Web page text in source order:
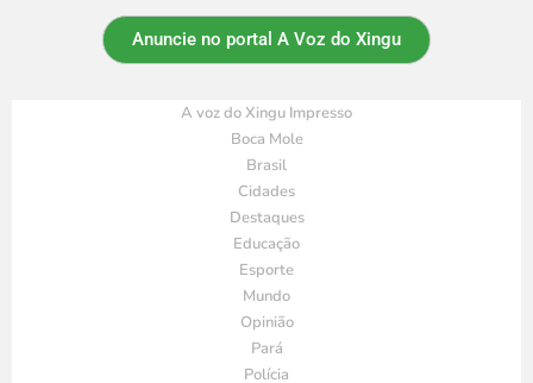
Anuncie no portal A Voz do Xingu
A voz do Xingu Impresso
Boca Mole
Brasil
Cidades
Destaques
Educação
Esporte
Mundo
Opinião
Pará
Polícia